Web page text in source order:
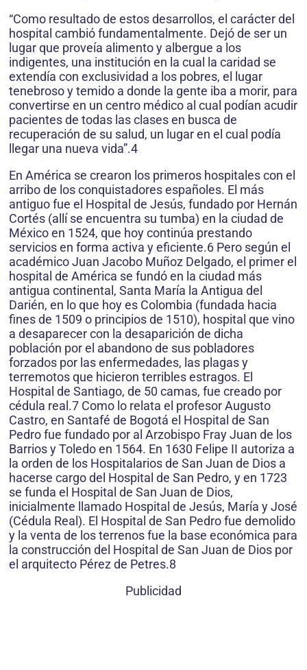
“Como resultado de estos desarrollos, el carácter del
hospital cambió fundamentalmente. Dejó de ser un
lugar que proveía alimento y albergue a los
indigentes, una institución en la cual la caridad se
extendía con exclusividad a los pobres, el lugar
tenebroso y temido a donde la gente iba a morir, para
convertirse en un centro médico al cual podían acudir
pacientes de todas las clases en busca de
recuperación de su salud, un lugar en el cual podía
llegar una nueva vida”.4
En América se crearon los primeros hospitales con el
arribo de los conquistadores españoles. El más
antiguo fue el Hospital de Jesús, fundado por Hernán
Cortés (allí se encuentra su tumba) en la ciudad de
México en 1524, que hoy continúa prestando
servicios en forma activa y eficiente.6 Pero según el
académico Juan Jacobo Muñoz Delgado, el primer el
hospital de América se fundó en la ciudad más
antigua continental, Santa María la Antigua del
Darién, en lo que hoy es Colombia (fundada hacia
fines de 1509 o principios de 1510), hospital que vino
a desaparecer con la desaparición de dicha
población por el abandono de sus pobladores
forzados por las enfermedades, las plagas y
terremotos que hicieron terribles estragos. El
Hospital de Santiago, de 50 camas, fue creado por
cédula real.7 Como lo relata el profesor Augusto
Castro, en Santafé de Bogotá el Hospital de San
Pedro fue fundado por al Arzobispo Fray Juan de los
Barrios y Toledo en 1564. En 1630 Felipe II autoriza a
la orden de los Hospitalarios de San Juan de Dios a
hacerse cargo del Hospital de San Pedro, y en 1723
se funda el Hospital de San Juan de Dios,
inicialmente llamado Hospital de Jesús, María y José
(Cédula Real). El Hospital de San Pedro fue demolido
y la venta de los terrenos fue la base económica para
la construcción del Hospital de San Juan de Dios por
el arquitecto Pérez de Petres.8
Publicidad